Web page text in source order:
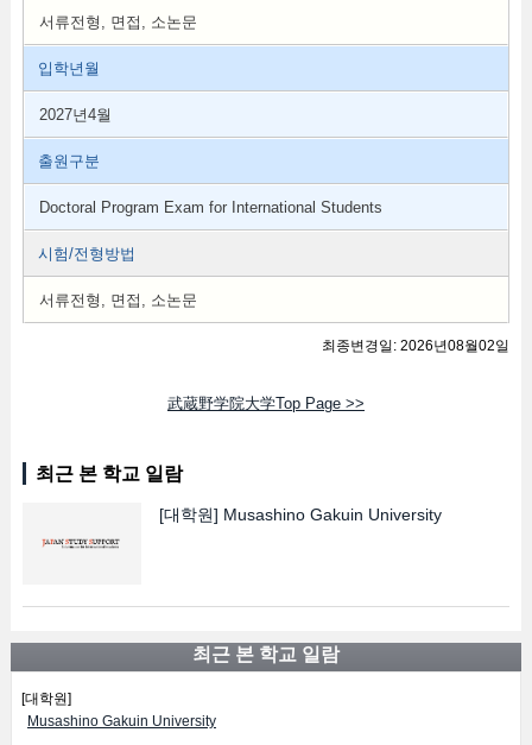
서류전형, 면접, 소논문
입학년월
2027년4월
출원구분
Doctoral Program Exam for International Students
시험/전형방법
서류전형, 면접, 소논문
최종변경일: 2026년08월02일
武蔵野学院大学Top Page >>
최근 본 학교 일람
[대학원] Musashino Gakuin University
최근 본 학교 일람
[대학원]
Musashino Gakuin University